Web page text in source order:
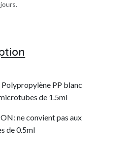
PP blanc
de 1.5ml
ne convient pas aux
de 0.5ml